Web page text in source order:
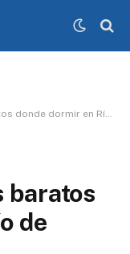
dormir en Río de Janeiro
baratos
de